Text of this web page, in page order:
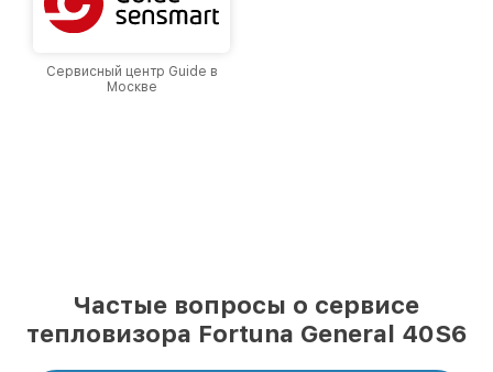
Сервисный центр Guide в
Москве
Частые вопросы о сервисе
тепловизора Fortuna General 40S6